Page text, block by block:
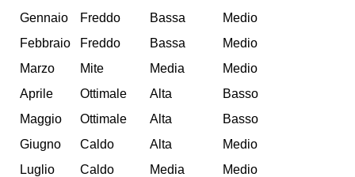
Gennaio
Freddo Bassa
Medio
Febbraio
Freddo Bassa
Medio
Marzo
Mite Media
Medio
Aprile
Ottimale Alta
Basso
Maggio
Ottimale Alta
Basso
Giugno
Caldo Alta
Medio
Luglio
Caldo Media
Medio